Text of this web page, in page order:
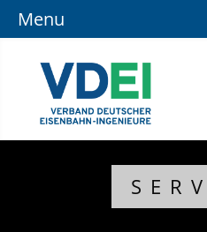
Menu